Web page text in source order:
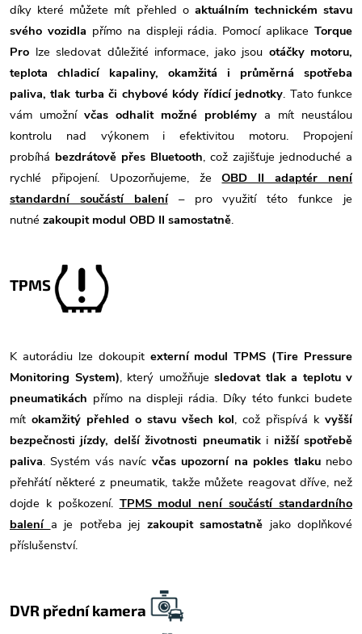
díky které můžete mít přehled o aktuálním technickém stavu
svého vozidla přímo na displeji rádia. Pomocí aplikace Torque
Pro lze sledovat důležité informace, jako jsou otáčky motoru,
teplota chladicí kapaliny, okamžitá i průměrná spotřeba
paliva, tlak turba či chybové kódy řídicí jednotky. Tato funkce
vám umožní včas odhalit možné problémy a mít neustálou
kontrolu nad výkonem i efektivitou motoru. Propojení
probíhá bezdrátově přes Bluetooth, což zajišťuje jednoduché a
rychlé připojení. Upozorňujeme, že
OBD II adaptér není
standardní součástí balení
– pro využití této funkce je
nutné zakoupit modul OBD II samostatně.
TPMS
K autorádiu lze dokoupit externí modul TPMS (Tire Pressure
Monitoring System), který umožňuje sledovat tlak a teplotu v
pneumatikách přímo na displeji rádia. Díky této funkci budete
mít okamžitý přehled o stavu všech kol, což přispívá k vyšší
bezpečnosti jízdy, delší životnosti pneumatik i nižší spotřebě
paliva. Systém vás navíc včas upozorní na pokles tlaku nebo
přehřátí některé z pneumatik, takže můžete reagovat dříve, než
dojde k poškození. TPMS modul není součástí standardního
balení a je potřeba jej zakoupit samostatně jako doplňkové
příslušenství.
DVR přední kamera